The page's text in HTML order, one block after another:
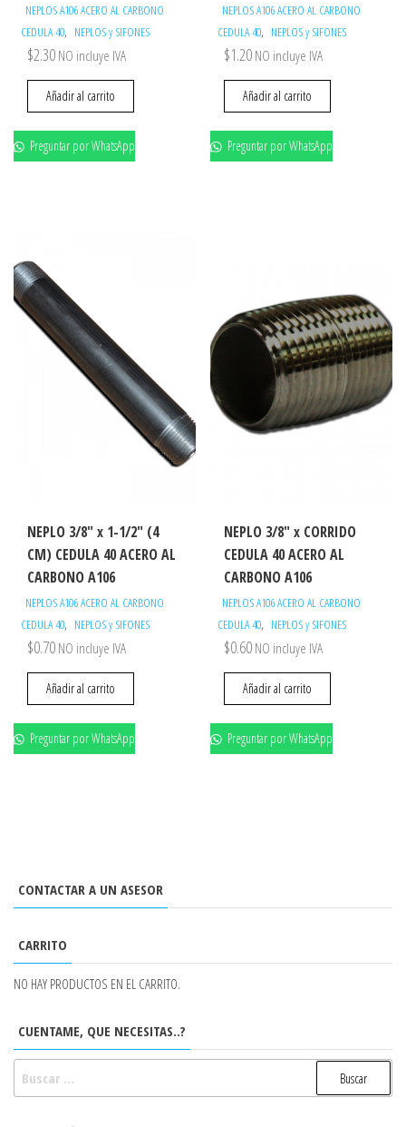
NEPLOS A106 ACERO AL CARBONO
CEDULA 40, NEPLOS y SIFONES
$2.30 NO incluye IVA
Añadir al carrito
Preguntar por WhatsApp
NEPLOS A106 ACERO AL CARBONO
CEDULA 40, NEPLOS y SIFONES
$1.20 NO incluye IVA
Añadir al carrito
Preguntar por WhatsApp
NEPLO 3/8″ x 1-1/2″ (4
CM) CEDULA 40 ACERO AL
CARBONO A106
NEPLOS A106 ACERO AL CARBONO
CEDULA 40, NEPLOS y SIFONES
$0.70 NO incluye IVA
Añadir al carrito
Preguntar por WhatsApp
NEPLO 3/8″ x CORRIDO
CEDULA 40 ACERO AL
CARBONO A106
NEPLOS A106 ACERO AL CARBONO
CEDULA 40, NEPLOS y SIFONES
$0.60 NO incluye IVA
Añadir al carrito
Preguntar por WhatsApp
CONTACTAR A UN ASESOR
CARRITO
NO HAY PRODUCTOS EN EL CARRITO.
CUENTAME, QUE NECESITAS..?